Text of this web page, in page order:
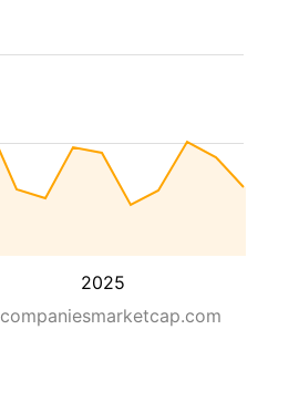
2025
companiesmarketcap.com